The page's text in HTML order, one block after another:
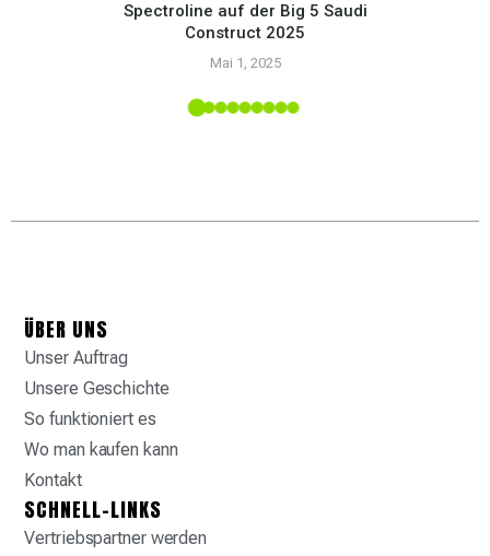
Spectroline auf der Big 5 Saudi
Construct 2025
Mai 1, 2025
ÜBER UNS
Unser Auftrag
Unsere Geschichte
So funktioniert es
Wo man kaufen kann
Kontakt
SCHNELL-LINKS
Vertriebspartner werden